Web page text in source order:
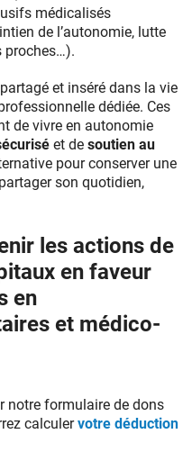
médicalisés
de l’autonomie, lutte
proches…).
et inséré dans la vie
dédiée. Ces
de vivre en autonomie
et de soutien au
pour conserver une
son quotidien,
les actions de
en faveur
en
et médico-
notre formulaire de dons
calculervotre déduction